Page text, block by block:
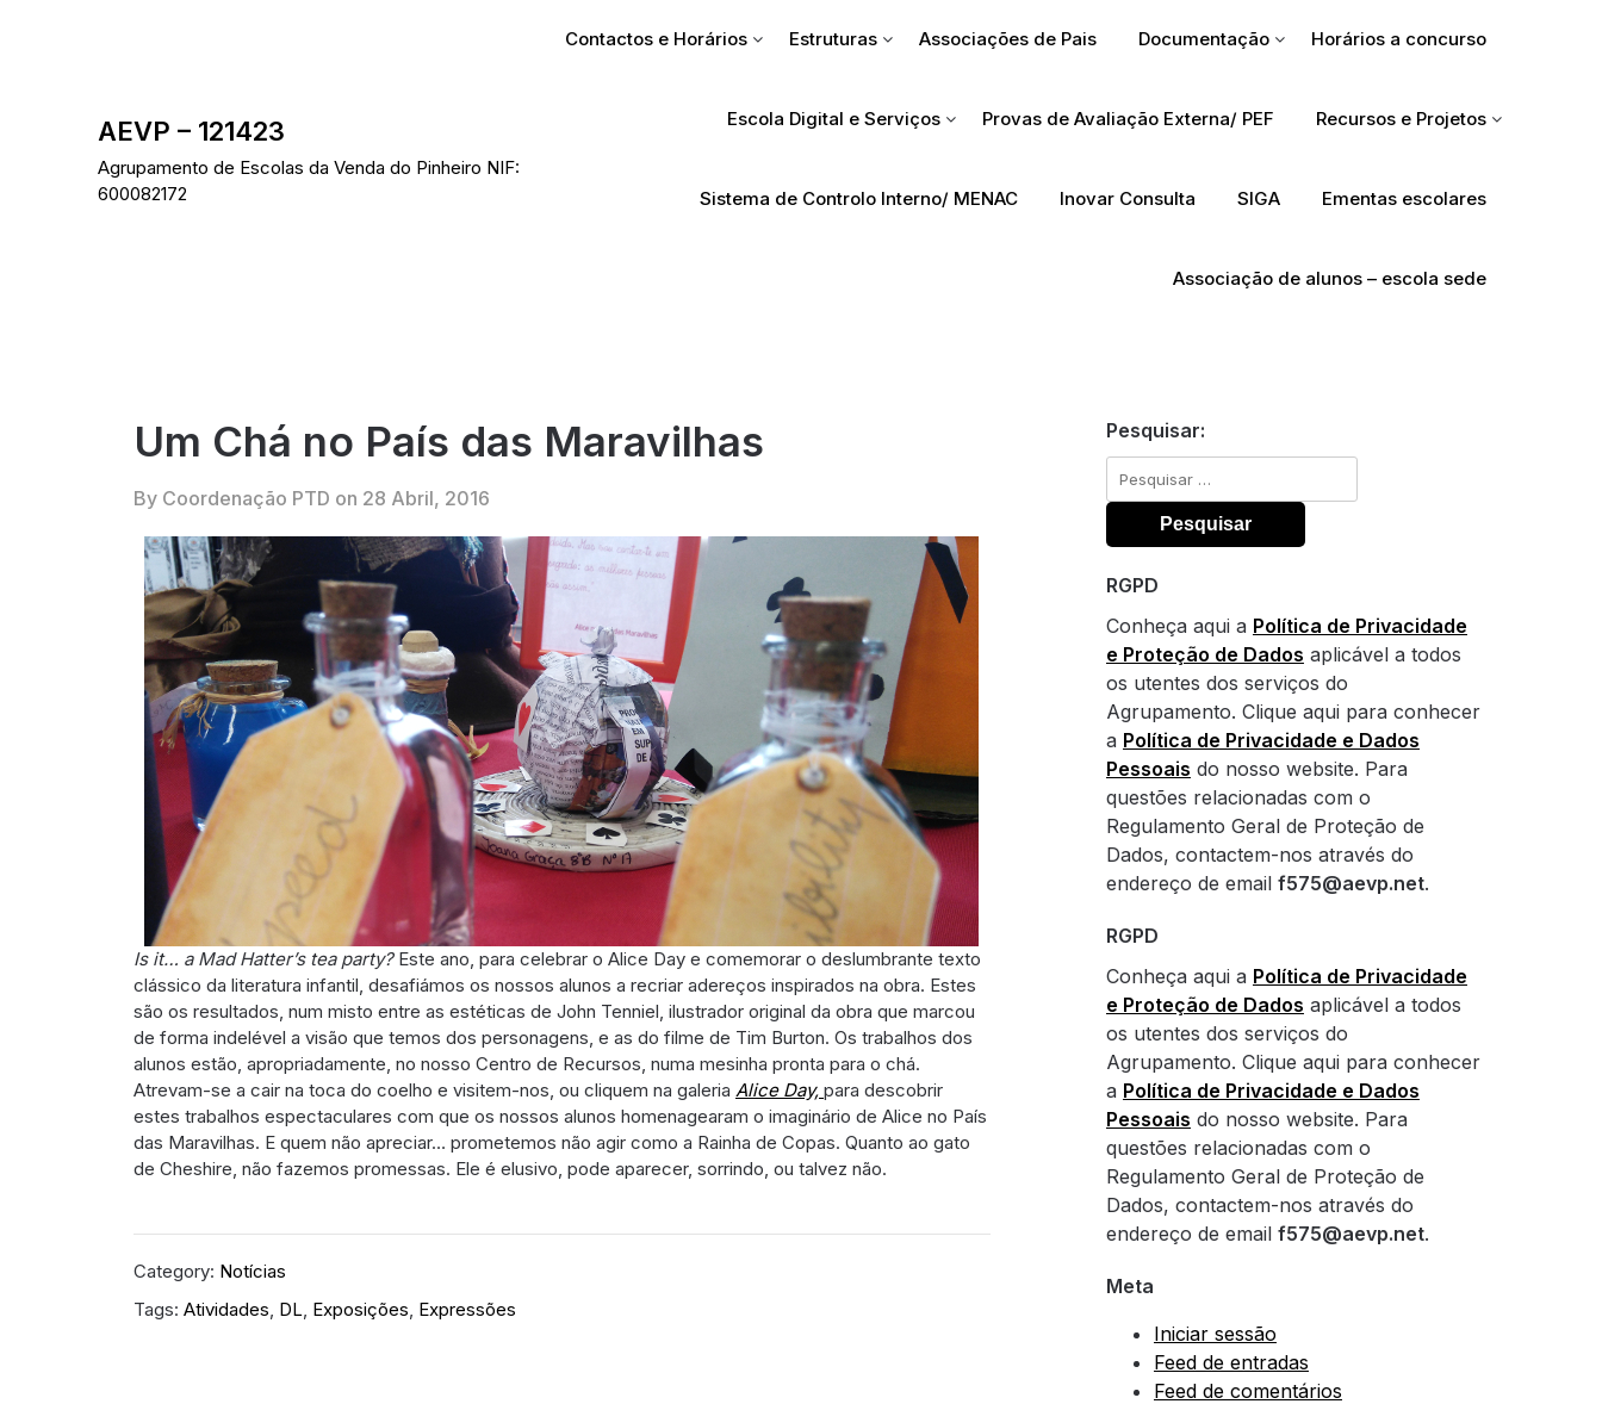
AEVP – 121423
Agrupamento de Escolas da Venda do Pinheiro NIF:
600082172
Contactos e Horários Estruturas Associações de Pais Documentação Horários a concurso
Escola Digital e Serviços Provas de Avaliação Externa/ PEF Recursos e Projetos
Sistema de Controlo Interno/ MENAC Inovar Consulta SIGA Ementas escolares
Associação de alunos – escola sede
Um Chá no País das Maravilhas
By Coordenação PTD on 28 Abril, 2016
Is it… a Mad Hatter’s tea party?Este ano, para celebrar o Alice Day e comemorar o deslumbrante texto
clássico da literatura infantil, desafiámos os nossos alunos a recriar adereços inspirados na obra. Estes
são os resultados, num misto entre as estéticas de John Tenniel, ilustrador original da obra que marcou
de forma indelével a visão que temos dos personagens, e as do filme de Tim Burton. Os trabalhos dos
alunos estão, apropriadamente, no nosso Centro de Recursos, numa mesinha pronta para o chá.
Atrevam-se a cair na toca do coelho e visitem-nos, ou cliquem na galeria Alice Day, para descobrir
estes trabalhos espectaculares com que os nossos alunos homenagearam o imaginário de Alice no País
das Maravilhas. E quem não apreciar… prometemos não agir como a Rainha de Copas. Quanto ao gato
de Cheshire, não fazemos promessas. Ele é elusivo, pode aparecer, sorrindo, ou talvez não.
Category: Notícias
Tags: Atividades DL Exposições Expressões
Pesquisar:
Pesquisar
por:
RGPD
Conheça aqui a Política de Privacidade
e Proteção de Dados aplicável a todos
os utentes dos serviços do
Agrupamento. Clique aqui para conhecer
a Política de Privacidade e Dados
Pessoais do nosso website. Para
questões relacionadas com o
Regulamento Geral de Proteção de
Dados, contactem-nos através do
endereço de email f575@aevp.net.
RGPD
Conheça aqui a Política de Privacidade
e Proteção de Dados aplicável a todos
os utentes dos serviços do
Agrupamento. Clique aqui para conhecer
a Política de Privacidade e Dados
Pessoais do nosso website. Para
questões relacionadas com o
Regulamento Geral de Proteção de
Dados, contactem-nos através do
endereço de email f575@aevp.net.
Meta
Iniciar sessão
Feed de entradas
Feed de comentários